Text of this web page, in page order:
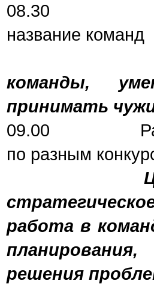
08.30
название команд
команды,
принимать
09.00
по разным
Цель:
работа в
решения